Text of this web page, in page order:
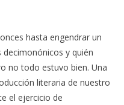
hasta engendrar un
y quién
no todo estuvo bien. Una
literaria de nuestro
el ejercicio de